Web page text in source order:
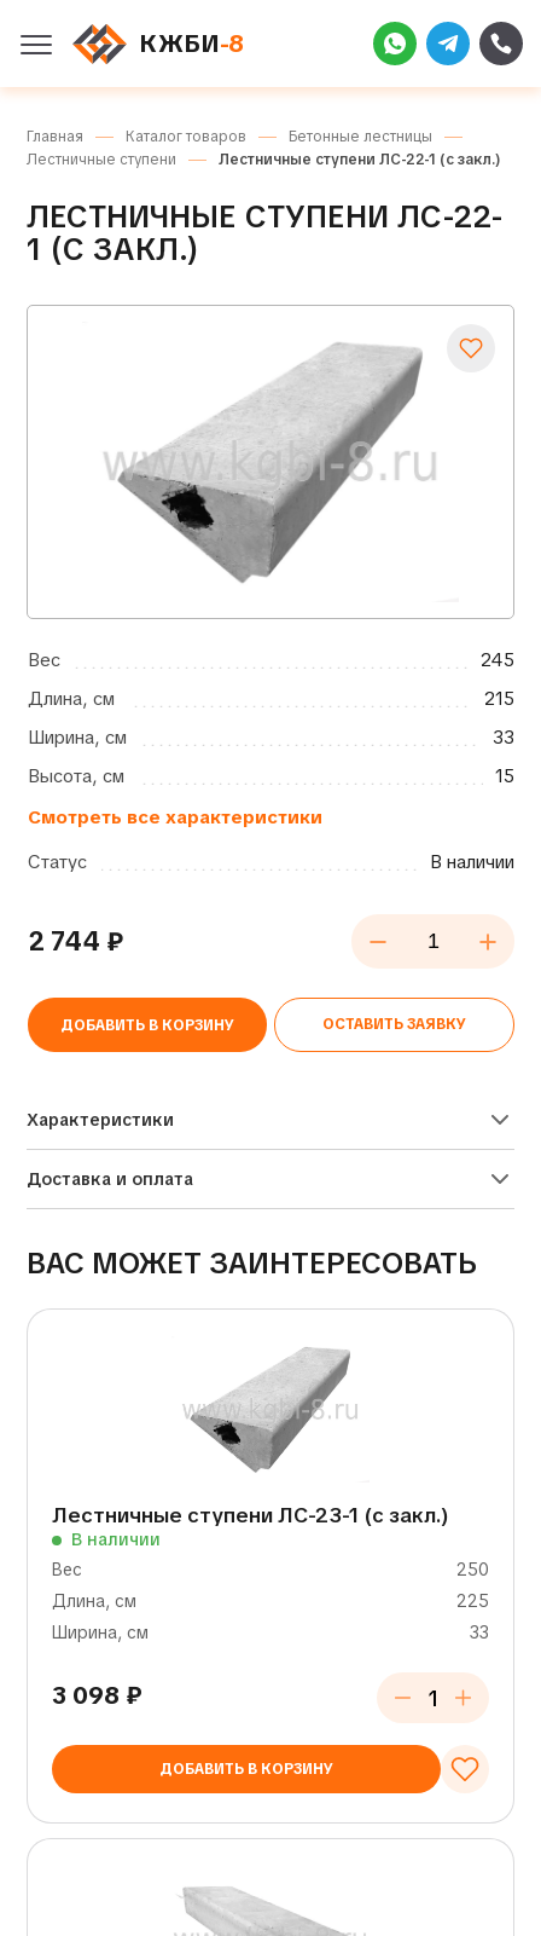
КЖБИ-8
Главная Каталог товаров
Бетонные лестницы
Лестничные ступени
Лестничные ступени ЛС-22-1 (с закл.)
ЛЕСТНИЧНЫЕ СТУПЕНИ ЛС-22-
1 (С ЗАКЛ.)
Вес
245
Длина, см
215
Ширина, см
33
Высота, см
15
Смотреть все характеристики
Статус
В наличии
2 744 ₽
ДОБАВИТЬ В КОРЗИНУ ОСТАВИТЬ ЗАЯВКУ
Характеристики
Доставка и оплата
ВАС МОЖЕТ ЗАИНТЕРЕСОВАТЬ
Лестничные ступени ЛС-23-1 (с закл.)
В наличии
Вес
250
Длина, см
225
Ширина, см
33
3 098 ₽
ДОБАВИТЬ В КОРЗИНУ